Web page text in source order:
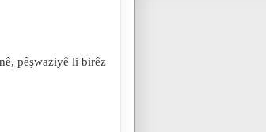
pêşwaziyê li birêz